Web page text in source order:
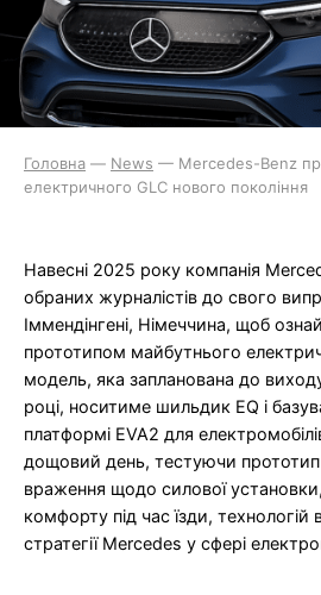
Головна — News — Mercedes-Benz
електричного GLC нового покоління
Навесні 2025 року компанія
обраних журналістів до свого
Іммендінгені, Німеччина, щоб
прототипом майбутнього
модель, яка запланована до
році, носитиме шильдик EQ і
платформі EVA2 для
дощовий день, тестуючи прототип
враження щодо силової
комфорту під час їзди, технологій в
стратегії Mercedes у сфері